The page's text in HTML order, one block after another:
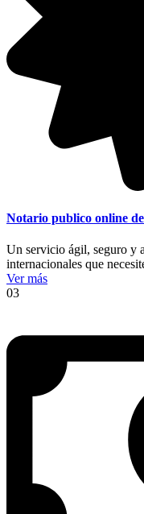
Notario publico online
Un servicio ágil, seguro y
internacionales que
Ver más
03